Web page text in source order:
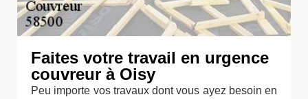
Faites votre travail en urgence
couvreur à Oisy
Peu importe vos travaux dont vous ayez besoin en